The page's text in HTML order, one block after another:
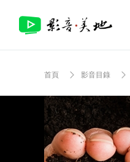
首頁 影音目錄